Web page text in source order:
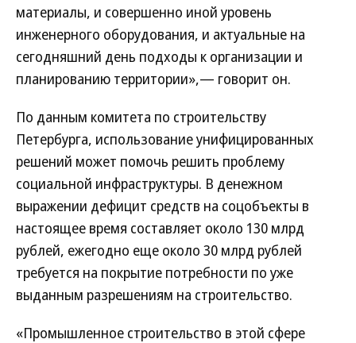
материалы, и совершенно иной уровень
инженерного оборудования, и актуальные на
сегодняшний день подходы к организации и
планированию территории»,— говорит он.
По данным комитета по строительству
Петербурга, использование унифицированных
решений может помочь решить проблему
социальной инфраструктуры. В денежном
выражении дефицит средств на соцобъекты в
настоящее время составляет около 130 млрд
рублей, ежегодно еще около 30 млрд рублей
требуется на покрытие потребности по уже
выданным разрешениям на строительство.
«Промышленное строительство в этой сфере